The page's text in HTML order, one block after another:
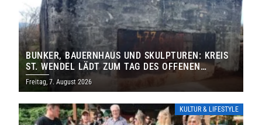
BUNKER, BAUERNHAUS UND SKULPTUREN: KREIS
ST. WENDEL LÄDT ZUM TAG DES OFFENEN
DENKMALS EIN
Freitag, 7. August 2026
KULTUR & LIFESTYLE